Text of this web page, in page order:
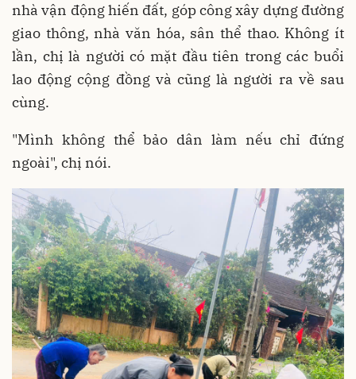
nhà vận động hiến đất, góp công xây dựng đường
giao thông, nhà văn hóa, sân thể thao. Không ít
lần, chị là người có mặt đầu tiên trong các buổi
lao động cộng đồng và cũng là người ra về sau
cùng.
"Mình không thể bảo dân làm nếu chỉ đứng
ngoài", chị nói.